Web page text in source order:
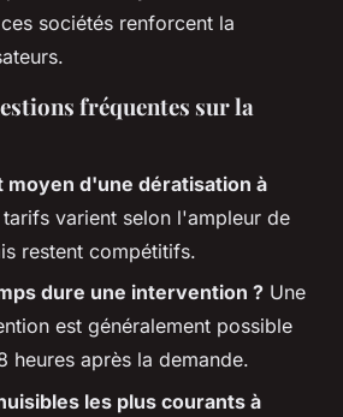
sociétés renforcent la
fréquentes sur la
moyen d'une dératisation à
tarifs varient selon l'ampleur de
restent compétitifs.
dure une intervention ? Une
est généralement possible
heures après la demande.
les plus courants à